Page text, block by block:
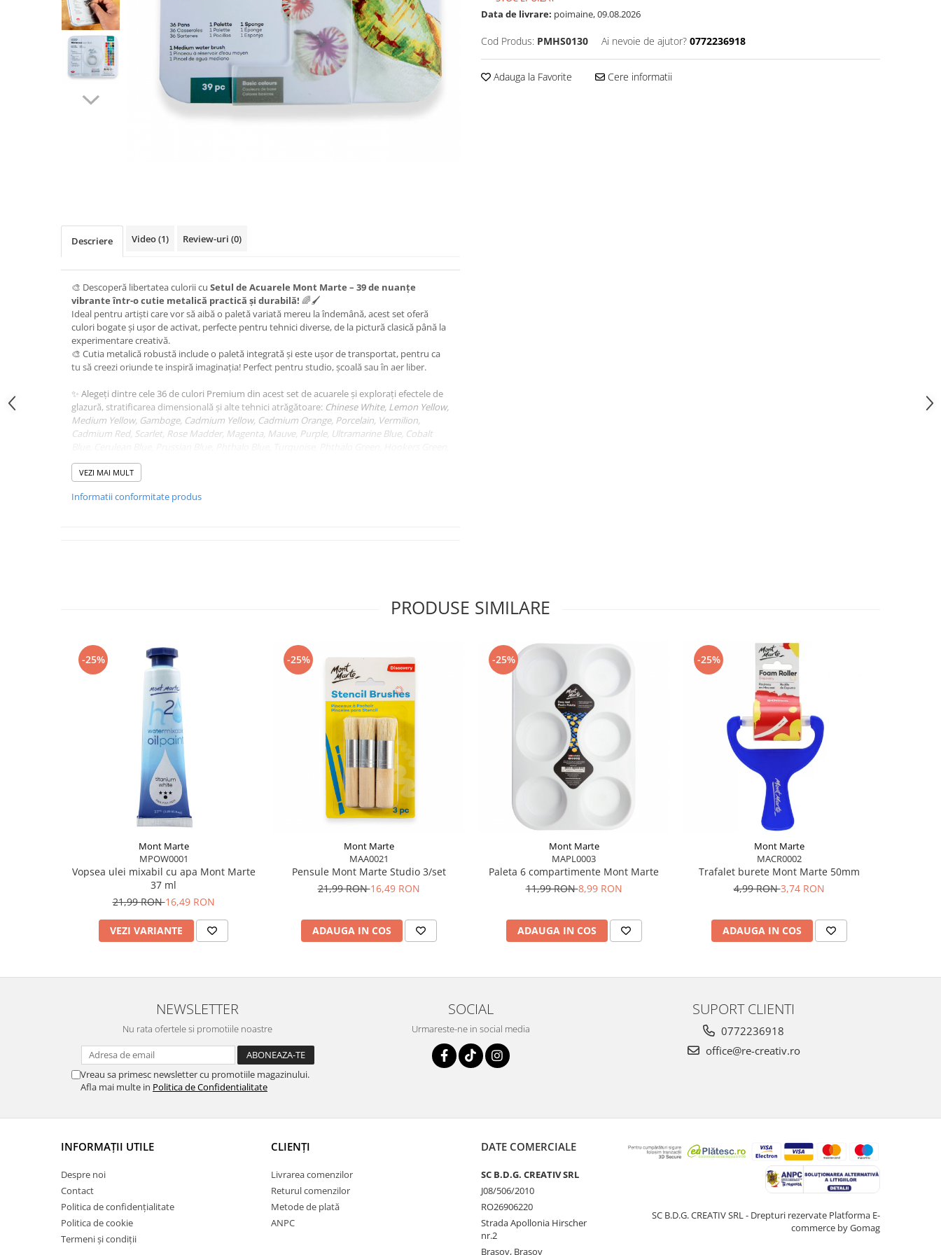
Accesorii pictură
Cuțite pictură
Palete și pahare pentru pictură
Pensule burete
Pensule pentru acrilice
Carton pânzat
Manechin desen
Accesorii grafică
Data de livrare: poimaine, 09.08.2026
Cod Produs: PMHS0130 Ai nevoie de ajutor? 0772236918
Adauga la Favorite Cere informatii
Descriere Video(1) Review-uri (0)
🎨 Descoperă libertatea culorii cu Setul de Acuarele Mont Marte – 39 de nuanțe
vibrante într-o cutie metalică practică și durabilă! 🌈🖌️
Ideal pentru artiști care vor să aibă o paletă variată mereu la îndemână, acest set oferă
culori bogate și ușor de activat, perfecte pentru tehnici diverse, de la pictură clasică până la
experimentare creativă.
🎨 Cutia metalică robustă include o paletă integrată și este ușor de transportat, pentru ca
tu să creezi oriunde te inspiră imaginația! Perfect pentru studio, școală sau în aer liber.
✨ Alegeți dintre cele 36 de culori Premium din acest set de acuarele și explorați efectele de
glazură, stratificarea dimensională și alte tehnici atrăgătoare: Chinese White, Lemon Yellow,
Medium Yellow, Gamboge, Cadmium Yellow, Cadmium Orange, Porcelain, Vermilion,
Cadmium Red, Scarlet, Rose Madder, Magenta, Mauve, Purple, Ultramarine Blue, Cobalt
Hookers Green Dark, Viridian, Emerald, Sap Green, Yellow Ochre, Burnt Sienna, Burnt
Umber, Raw Umber, Van Dyke Brown, Sepia, Paynes Grey, Indigo, Lamp Black, Ivory Black.
VEZI MAI MULT
Informatii conformitate produs
PRODUSE SIMILARE
-25%
Mont Marte
MPOW0001
Vopsea ulei mixabil cu apa Mont Marte
37 ml
21,99 RON16,49 RON
VEZI VARIANTE
-25%
Mont Marte
MAA0021
Pensule Mont Marte Studio 3/set
21,99 RON16,49 RON
ADAUGA IN COS
-25%
Mont Marte
MAPL0003
Paleta 6 compartimente Mont Marte
11,99 RON8,99 RON
ADAUGA IN COS
-25%
Mont Marte
MACR0002
Trafalet burete Mont Marte 50mm
4,99 RON3,74 RON
ADAUGA IN COS
NEWSLETTER
Nu rata ofertele si promotiile noastre
Vreau sa primesc newsletter cu promotiile magazinului.
Afla mai multe in Politica de Confidentialitate
SOCIAL
Urmareste-ne in social media
SUPORT CLIENTI
0772236918
office@re-creativ.ro
INFORMAȚII UTILE
Despre noi
Contact
Politica de confidențialitate
Politica de cookie
Termeni și condiții
CLIENȚI
Livrarea comenzilor
Returul comenzilor
Metode de plată
ANPC
DATE COMERCIALE
SC B.D.G. CREATIV SRL
J08/506/2010
RO26906220
Strada Apollonia Hirscher
nr.2
Brasov, Brasov
SC B.D.G. CREATIV SRL - Drepturi rezervate Platforma E-
commerce by Gomag